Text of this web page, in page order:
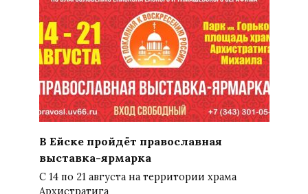
В Ейске пройдёт православная
выставка-ярмарка
С 14 по 21 августа на территории храма
Архистратига